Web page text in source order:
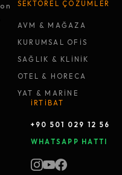
SEKTÖREL ÇÖZÜMLER
AVM & MAĞAZA
KURUMSAL OFİS
SAĞLIK & KLİNİK
OTEL & HORECA
YAT & MARİNE
İRTİBAT
+90 501 029 12 56
WHATSAPP HATTI